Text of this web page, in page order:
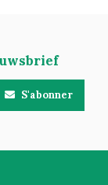
S'abonner